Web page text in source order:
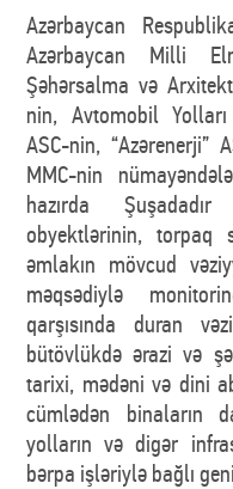
Azərbaycan
Azərbaycan Milli
Şəhərsalma və
nin, Avtomobil Yolları
ASC-nin, “Azərenerji”
MMC-nin
hazırda
obyektlərinin, torpaq
əmlakın mövcud
məqsədiylə
qarşısında duran
bütövlükdə ərazi və
tarixi, mədəni və dini
cümlədən binaların
yolların və digər
bərpa işləriylə bağlı